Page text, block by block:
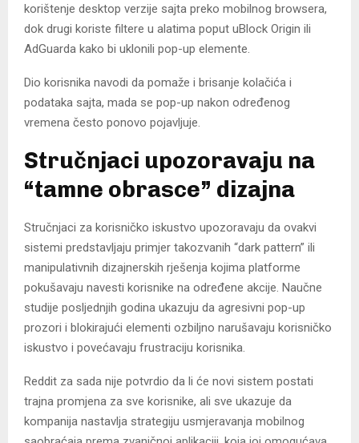
korištenje desktop verzije sajta preko mobilnog browsera,
dok drugi koriste filtere u alatima poput uBlock Origin ili
AdGuarda kako bi uklonili pop-up elemente.
Dio korisnika navodi da pomaže i brisanje kolačića i
podataka sajta, mada se pop-up nakon određenog
vremena često ponovo pojavljuje.
Stručnjaci upozoravaju na
“tamne obrasce” dizajna
Stručnjaci za korisničko iskustvo upozoravaju da ovakvi
sistemi predstavljaju primjer takozvanih “dark pattern” ili
manipulativnih dizajnerskih rješenja kojima platforme
pokušavaju navesti korisnike na određene akcije. Naučne
studije posljednjih godina ukazuju da agresivni pop-up
prozori i blokirajući elementi ozbiljno narušavaju korisničko
iskustvo i povećavaju frustraciju korisnika.
Reddit za sada nije potvrdio da li će novi sistem postati
trajna promjena za sve korisnike, ali sve ukazuje da
kompanija nastavlja strategiju usmjeravanja mobilnog